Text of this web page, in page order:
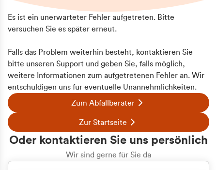
Es ist ein unerwarteter Fehler aufgetreten. Bitte
versuchen Sie es später erneut.
Falls das Problem weiterhin besteht, kontaktieren Sie
bitte unseren Support und geben Sie, falls möglich,
weitere Informationen zum aufgetretenen Fehler an. Wir
entschuldigen uns für eventuelle Unannehmlichkeiten.
Zum Abfallberater
Zur Startseite
Oder kontaktieren Sie uns persönlich
Wir sind gerne für Sie da